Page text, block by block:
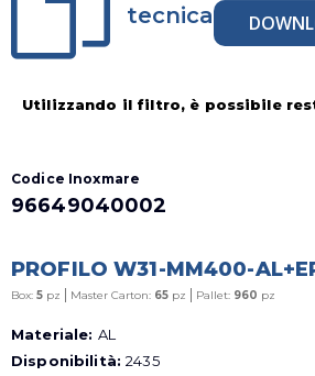
tecnica
Utilizzando il filtro, è possibile
Codice Inoxmare
96649040002
PROFILO W31-MM400-
Box: 5 pz | Master Carton: 65 pz | Pallet: 960 pz
Materiale: AL
Disponibilità:2435